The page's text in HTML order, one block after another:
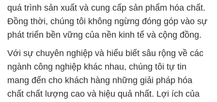
quá trình sản xuất và cung cấp sản phẩm hóa chất.
Đồng thời, chúng tôi không ngừng đóng góp vào sự
phát triển bền vững của nền kinh tế và cộng đồng.
Với sự chuyên nghiệp và hiểu biết sâu rộng về các
ngành công nghiệp khác nhau, chúng tôi tự tin
mang đến cho khách hàng những giải pháp hóa
chất chất lượng cao và hiệu quả nhất. Lợi ích của